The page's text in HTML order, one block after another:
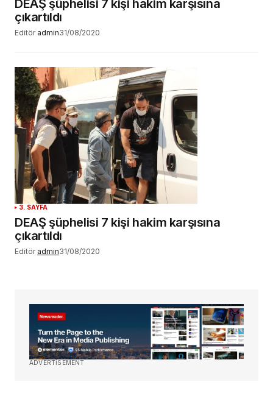
DEAŞ şüphelisi 7 kişi hakim karşısına
çıkartıldı
Editör admin31/08/2020
3. SAYFA
DEAŞ şüphelisi 7 kişi hakim karşısına
çıkartıldı
Editör admin31/08/2020
ADVERTISEMENT